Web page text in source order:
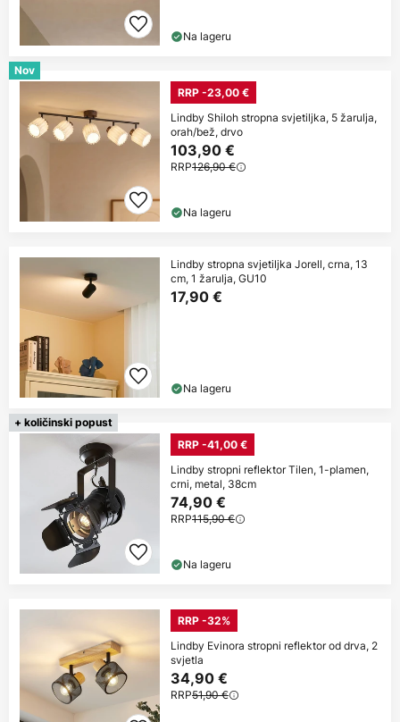
Na lageru
Nov
RRP -23,00 €
Lindby Shiloh stropna svjetiljka, 5 žarulja,
orah/bež, drvo
103,90 €
RRP126,90 €
Na lageru
Lindby stropna svjetiljka Jorell, crna, 13
cm, 1 žarulja, GU10
17,90 €
Na lageru
+ količinski popust
RRP -41,00 €
Lindby stropni reflektor Tilen, 1-plamen,
crni, metal, 38cm
74,90 €
RRP115,90 €
Na lageru
RRP -32%
Lindby Evinora stropni reflektor od drva, 2
svjetla
34,90 €
RRP51,90 €